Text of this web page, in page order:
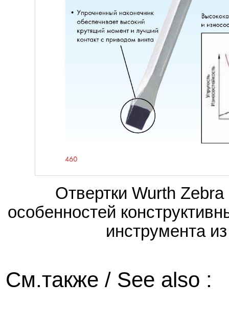
Отвертки Wurth
особенностей
инструмента
См.также / See also :